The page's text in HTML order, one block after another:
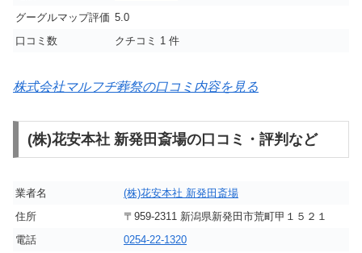
グーグルマップ評価 5.0
口コミ数
クチコミ 1 件
株式会社マルフヂ葬祭の口コミ内容を見る
(株)花安本社 新発田斎場の口コミ・評判など
業者名
(株)花安本社 新発田斎場
住所
〒959-2311 新潟県新発田市荒町甲１５２１
電話
0254-22-1320